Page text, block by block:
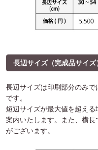
長辺サイズ（完成品サイ
長辺サイズは印刷部分のみ
です。
短辺サイズが最大値を超え
案内いたします。また、横
がございます。